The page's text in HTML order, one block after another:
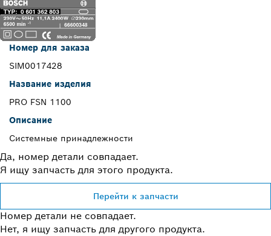
Номер для заказа
SIM0017428
Название изделия
PRO FSN 1100
Описание
Системные принадлежности
Да, номер детали совпадает.
Я ищу запчасть для этого продукта.
Перейти к запчасти
Номер детали не совпадает.
Нет, я ищу запчасть для другого продукта.